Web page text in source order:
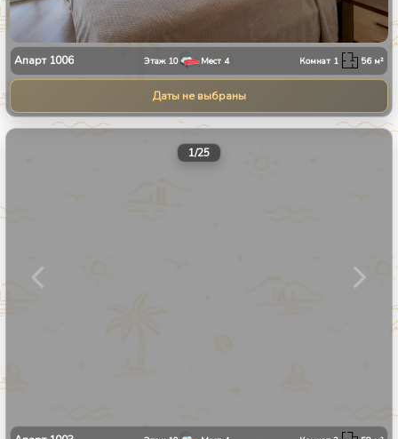
Апарт 1006 Этаж 10 Мест 4 Комнат 1 56м²
Даты не выбраны
1/25